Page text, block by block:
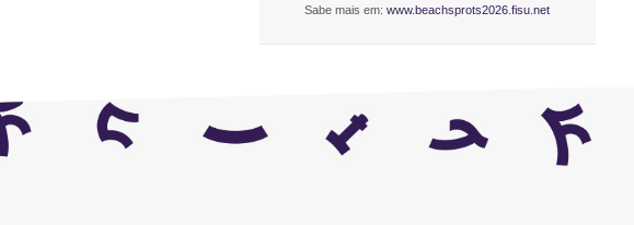
Sabe mais em:www.beachsprots2026.fisu.net